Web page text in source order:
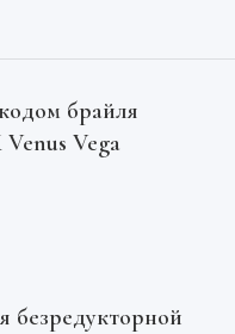
брайля
Vega
безредукторной